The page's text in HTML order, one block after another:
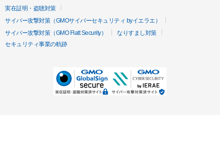
実在証明・盗聴対策
サイバー攻撃対策（GMOサイバーセキュリティ byイエラエ）
サイバー攻撃対策（GMO Flatt Security）
なりすまし対策
セキュリティ事業の軌跡